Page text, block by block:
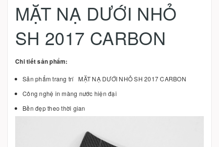
MẶT NẠ DƯỚI NHỎ
SH 2017 CARBON
Chi tiết sản phẩm:
Sản phẩm trang trí MẶT NẠ DƯỚI NHỎ SH 2017 CARBON
Công nghệ in màng nước hiện đại
Bền đẹp theo thời gian